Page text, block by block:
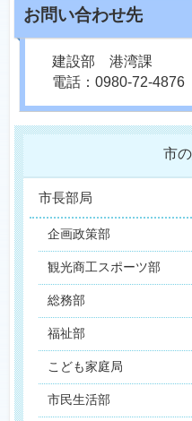
建設部 港湾課
電話：0980-72-
市
市長部局
企画政策部
観光商工スポーツ部
総務部
福祉部
こども家庭局
市民生活部